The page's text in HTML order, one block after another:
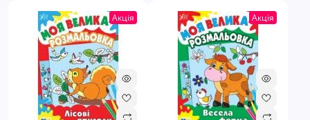
Акція Акція